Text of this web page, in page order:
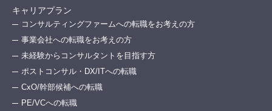
キャリアプラン
コンサルティングファームへの転職をお考えの方
事業会社への転職をお考えの方
未経験からコンサルタントを目指す方
ポストコンサル・DX/ITへの転職
CxO/幹部候補への転職
PE/VCへの転職